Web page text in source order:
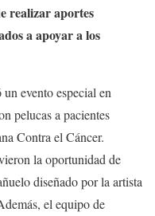
realizar aportes
a apoyar a los
evento especial en
pelucas a pacientes
Contra el Cáncer.
la oportunidad de
diseñado por la artista
el equipo de